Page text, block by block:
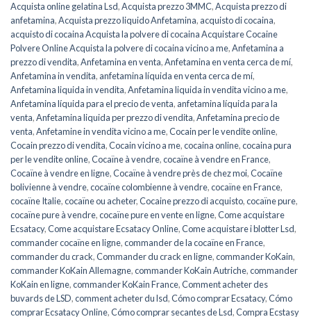
Acquista online gelatina Lsd,Acquista prezzo 3MMC,Acquista prezzo di
anfetamina,Acquista prezzo liquido Anfetamina, acquisto di cocaina,
acquisto di cocaina Acquista la polvere di cocaina Acquistare Cocaine
Polvere Online Acquista la polvere di cocaina vicino a me,Anfetamina a
prezzo di vendita,Anfetamina en venta,Anfetamina en venta cerca de mí,
Anfetamina in vendita, anfetamina líquida en venta cerca de mí,
Anfetamina liquida in vendita,Anfetamina liquida in vendita vicino a me,
Anfetamina líquida para el precio de venta, anfetamina líquida para la
venta,Anfetamina liquida per prezzo di vendita,Anfetamina precio de
venta,Anfetamine in vendita vicino a me,Cocain per le vendite online,
Cocain prezzo di vendita,Cocain vicino a me,cocaina online,cocaina pura
per le vendite online,Cocaïne à vendre,cocaïne à vendre en France,
Cocaïne à vendre en ligne,Cocaïne à vendre près de chez moi,Cocaïne
bolivienne à vendre,cocaïne colombienne à vendre,cocaïne en France,
cocaïne Italie,cocaïne ou acheter,Cocaine prezzo di acquisto,cocaïne pure,
cocaïne pure à vendre,cocaïne pure en vente en ligne,Come acquistare
Ecsatacy,Come acquistare Ecsatacy Online,Come acquistare i blotter Lsd,
commander cocaïne en ligne,commander de la cocaïne en France,
commander du crack,Commander du crack en ligne,commander KoKain,
commander KoKain Allemagne,commander KoKain Autriche,commander
KoKain en ligne,commander KoKain France,Comment acheter des
buvards de LSD,comment acheter du lsd,Cómo comprar Ecsatacy,Cómo
comprar Ecsatacy Online,Cómo comprar secantes de Lsd,Compra Ecstasy